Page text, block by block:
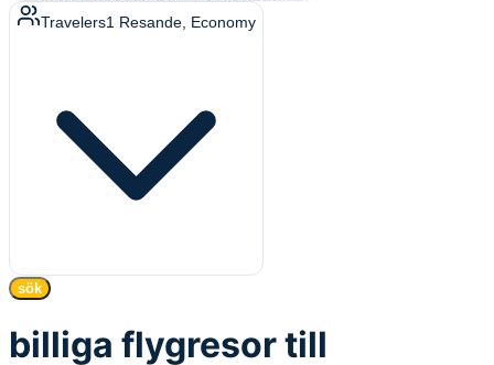
Travelers1 Resande , Economy
sök
billiga flygresor till